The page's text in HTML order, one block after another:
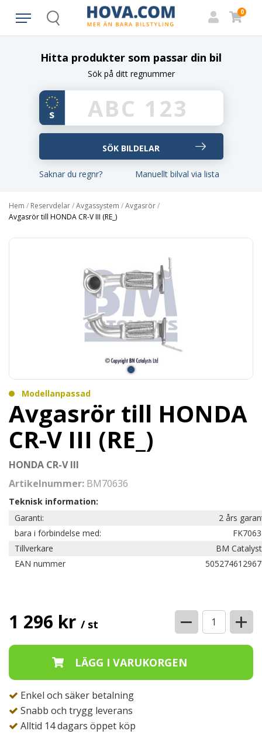
Search
0
Hitta produkter som passar din bil
Sök på ditt regnummer
Saknar du regnr? Manuellt bilval via lista
Hem / Reservdelar/Avgassystem /Avgasrör/
Avgasrör till HONDA CR-V III (RE_)
Modellanpassad
Avgasrör till HONDA
CR-V III (RE_)
HONDA CR-V III
Artikelnummer: BM70636
Teknisk information:
Garanti:
2 års
bara i förbindelse med:
Tillverkare
BM
EAN nummer
1 296 kr / st − +
Enkel och säker betalning
Snabb och trygg leverans
Alltid 14 dagars öppet köp